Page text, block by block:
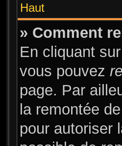
Haut
» Comment
En cliquant
vous pouvez
page. Par
la remontée
pour autoriser